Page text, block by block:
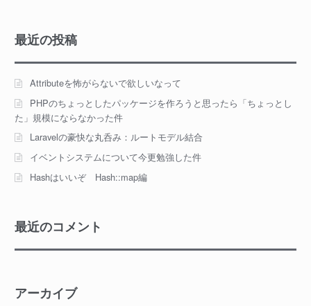
最近の投稿
Attributeを怖がらないで欲しいなって
PHPのちょっとしたパッケージを作ろうと思ったら「ちょっとし
た」規模にならなかった件
Laravelの豪快な丸呑み：ルートモデル結合
イベントシステムについて今更勉強した件
Hashはいいぞ Hash::map編
最近のコメント
アーカイブ